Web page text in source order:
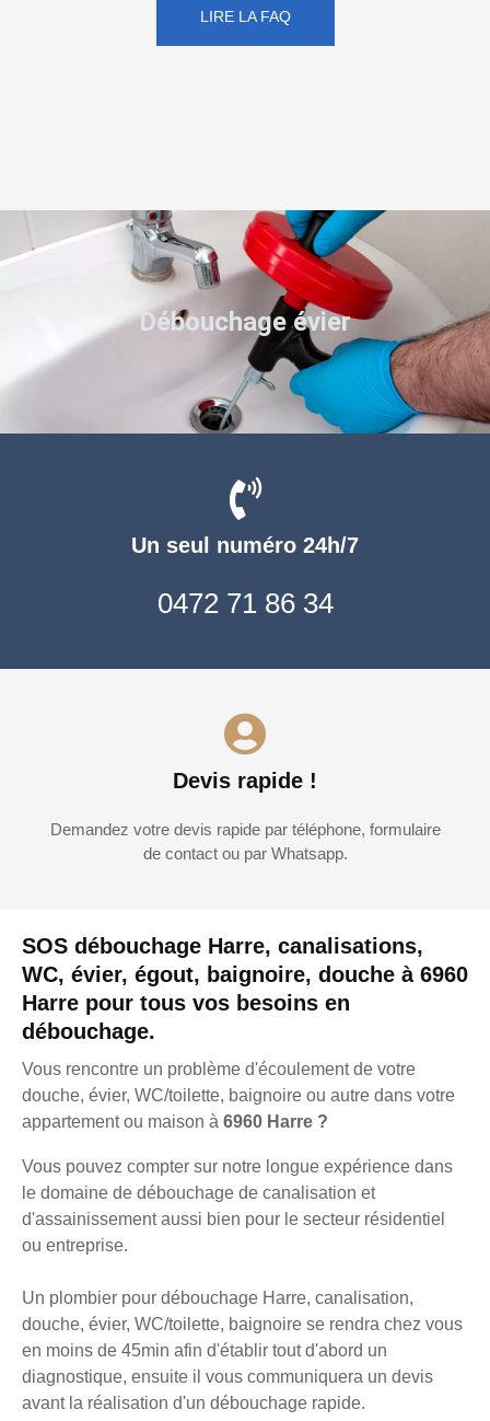
LIRE LA FAQ
SOS débouchage Harre, canalisations,
WC, évier, égout, baignoire, douche à 6960
Harre pour tous vos besoins en
débouchage.
Vous rencontre un problème d'écoulement de votre
douche, évier, WC/toilette, baignoire ou autre dans votre
appartement ou maison à 6960 Harre ?
Vous pouvez compter sur notre longue expérience dans
le domaine de débouchage de canalisation et
d'assainissement aussi bien pour le secteur résidentiel
ou entreprise.
Un plombier pour débouchage Harre, canalisation,
douche, évier, WC/toilette, baignoire se rendra chez vous
en moins de 45min afin d'établir tout d'abord un
diagnostique, ensuite il vous communiquera un devis
avant la réalisation d'un débouchage rapide.
Un seul numéro 24h/7
0472 71 86 34
Devis rapide !
Demandez votre devis rapide par téléphone, formulaire
de contact ou par Whatsapp.
Débouchage évier